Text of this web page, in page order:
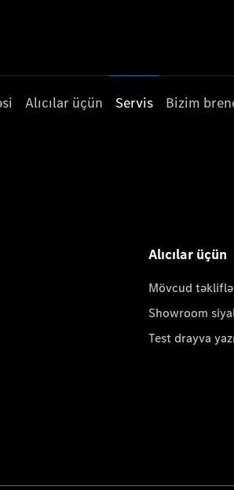
Alıcılar üçün Servis Bizim
Alıcılar üçün
Mövcud
Showroom
Test drayva